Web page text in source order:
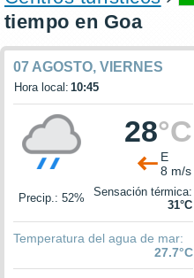
tiempo en Goa
07 AGOSTO, VIERNES
Hora local: 10:45
28°C
E
8 m/s
Precip.: 52%
Sensación térmica:
31°C
Temperatura del agua de mar:
27.7°C